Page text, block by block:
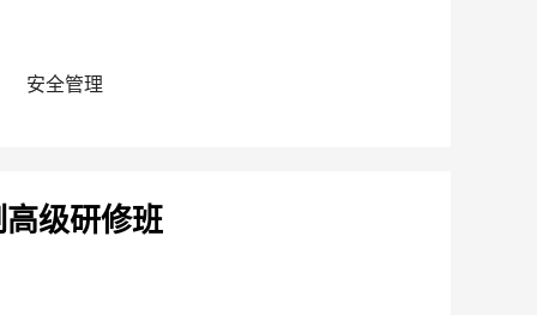
安全管理
级研修班